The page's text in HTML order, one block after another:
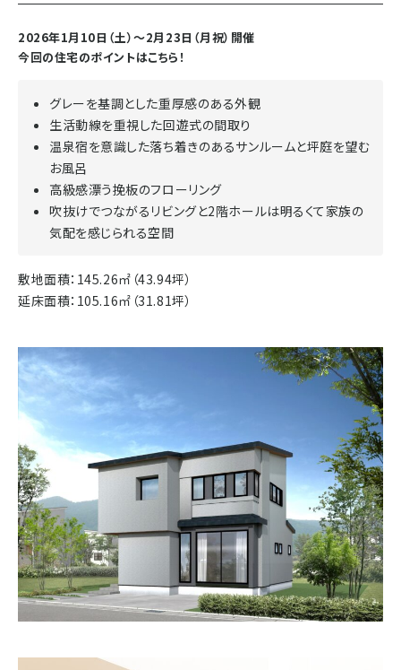
2026年1月10日（土）～2月23日（月祝）開催
今回の住宅のポイントはこちら！
グレーを基調とした重厚感のある外観
生活動線を重視した回遊式の間取り
温泉宿を意識した落ち着きのあるサンルームと坪庭を望む
お風呂
高級感漂う挽板のフローリング
吹抜けでつながるリビングと2階ホールは明るくて家族の
気配を感じられる空間
敷地面積：145.26㎡（43.94坪）
延床面積：105.16㎡（31.81坪）